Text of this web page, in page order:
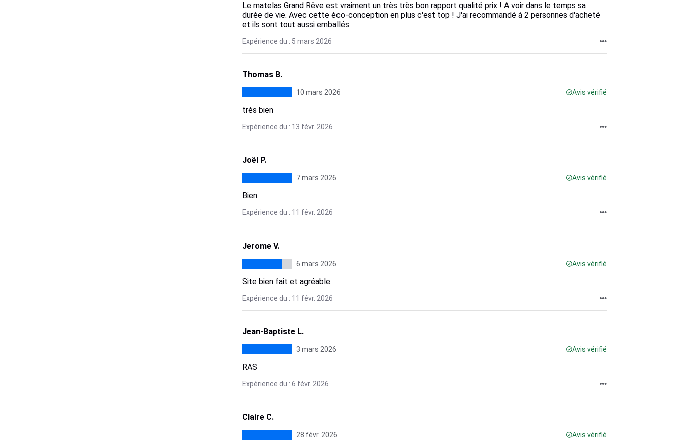
Le matelas Grand Rêve est vraiment un très très bon rapport qualité prix ! A voir dans le temps sa
durée de vie. Avec cette éco-conception en plus c'est top ! J'ai recommandé à 2 personnes d'acheté
et ils sont tout aussi emballés.
Expérience du : 5 mars 2026
Thomas B.
10 mars 2026 Avis vérifié
très bien
Expérience du : 13 févr. 2026
Joël P.
7 mars 2026 Avis vérifié
Bien
Expérience du : 11 févr. 2026
Jerome V.
6 mars 2026 Avis vérifié
Site bien fait et agréable.
Expérience du : 11 févr. 2026
Jean-Baptiste L.
3 mars 2026 Avis vérifié
RAS
Expérience du : 6 févr. 2026
Claire C.
28 févr. 2026 Avis vérifié